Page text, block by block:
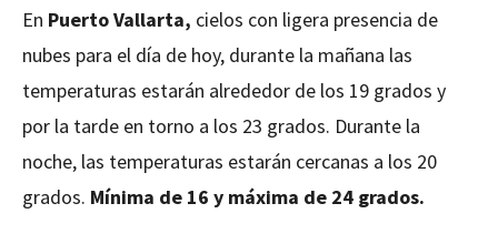
En Puerto Vallarta, cielos con ligera presencia de
nubes para el día de hoy, durante la mañana las
temperaturas estarán alrededor de los 19 grados y
por la tarde en torno a los 23 grados. Durante la
noche, las temperaturas estarán cercanas a los 20
grados. Mínima de 16 y máxima de 24 grados.